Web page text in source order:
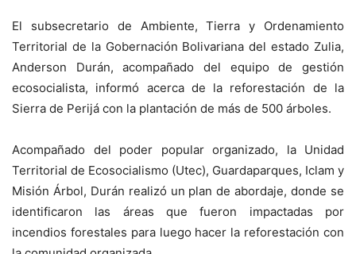
El subsecretario de Ambiente, Tierra y Ordenamiento
Territorial de la Gobernación Bolivariana del estado Zulia,
Anderson Durán, acompañado del equipo de gestión
ecosocialista, informó acerca de la reforestación de la
Sierra de Perijá con la plantación de más de 500 árboles.
Acompañado del poder popular organizado, la Unidad
Territorial de Ecosocialismo (Utec), Guardaparques, Iclam y
Misión Árbol, Durán realizó un plan de abordaje, donde se
identificaron las áreas que fueron impactadas por
incendios forestales para luego hacer la reforestación con